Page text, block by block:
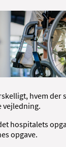
hvem der
vejledning.
hospitalets
opgave.